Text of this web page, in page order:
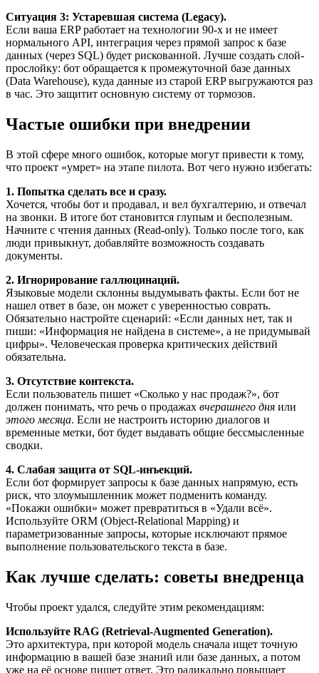
Ситуация 3: Устаревшая система (Legacy).
Если ваша ERP работает на технологии 90-х и не имеет
нормального API, интеграция через прямой запрос к базе
данных (через SQL) будет рискованной. Лучше создать слой-
прослойку: бот обращается к промежуточной базе данных
(Data Warehouse), куда данные из старой ERP выгружаются раз
в час. Это защитит основную систему от тормозов.
Частые ошибки при внедрении
В этой сфере много ошибок, которые могут привести к тому,
что проект «умрет» на этапе пилота. Вот чего нужно избегать:
1. Попытка сделать все и сразу.
Хочется, чтобы бот и продавал, и вел бухгалтерию, и отвечал
на звонки. В итоге бот становится глупым и бесполезным.
Начните с чтения данных (Read-only). Только после того, как
люди привыкнут, добавляйте возможность создавать
документы.
2. Игнорирование галлюцинаций.
Языковые модели склонны выдумывать факты. Если бот не
нашел ответ в базе, он может с уверенностью соврать.
Обязательно настройте сценарий: «Если данных нет, так и
пиши: «Информация не найдена в системе», а не придумывай
цифры». Человеческая проверка критических действий
обязательна.
3. Отсутствие контекста.
Если пользователь пишет «Сколько у нас продаж?», бот
должен понимать, что речь о продажах вчерашнего дня или
этого месяца. Если не настроить историю диалогов и
временные метки, бот будет выдавать общие бессмысленные
сводки.
4. Слабая защита от SQL-инъекций.
Если бот формирует запросы к базе данных напрямую, есть
риск, что злоумышленник может подменить команду.
«Покажи ошибки» может превратиться в «Удали всё».
Используйте ORM (Object-Relational Mapping) и
параметризованные запросы, которые исключают прямое
выполнение пользовательского текста в базе.
Как лучше сделать: советы внедренца
Чтобы проект удался, следуйте этим рекомендациям:
Используйте RAG (Retrieval-Augmented Generation).
Это архитектура, при которой модель сначала ищет точную
информацию в вашей базе знаний или базе данных, а потом
уже на её основе пишет ответ. Это радикально повышает